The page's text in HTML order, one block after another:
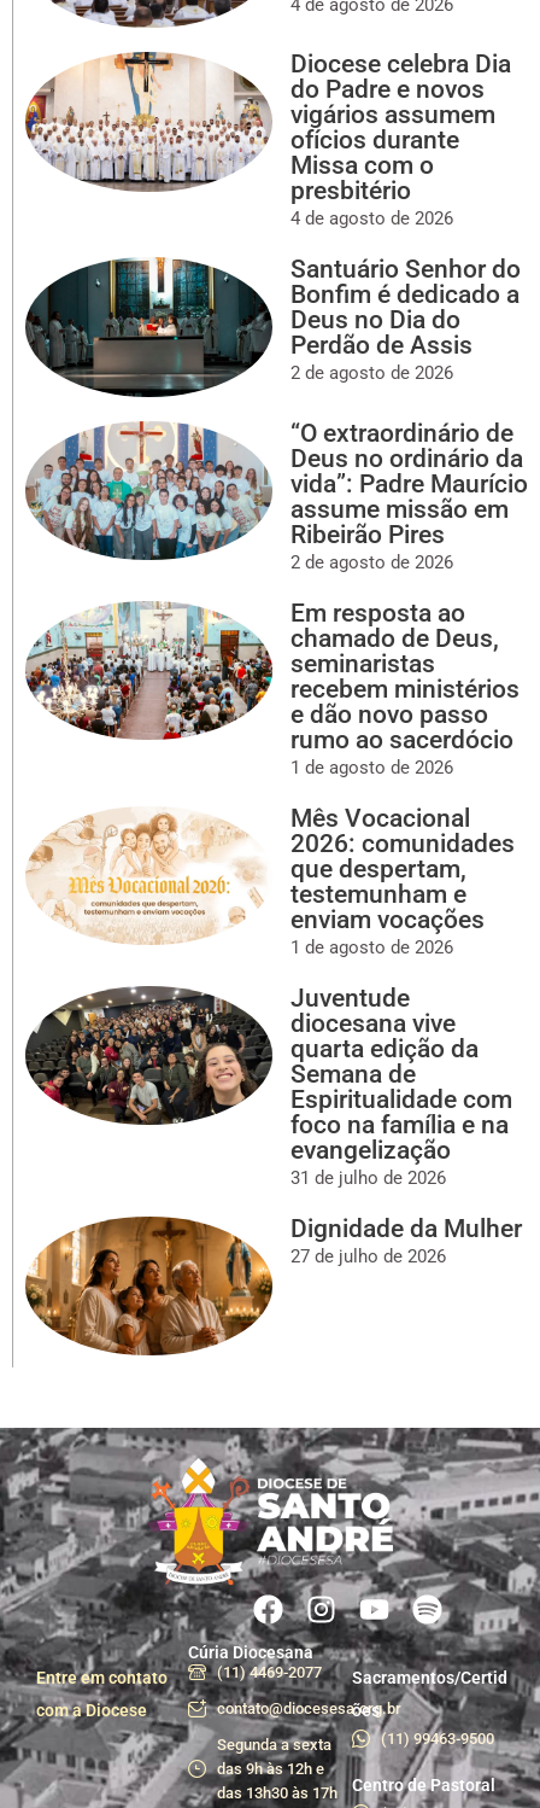
4 de agosto de 2026
Diocese celebra Dia
do Padre e novos
vigários assumem
ofícios durante
Missa com o
presbitério
4 de agosto de 2026
Santuário Senhor do
Bonfim é dedicado a
Deus no Dia do
Perdão de Assis
2 de agosto de 2026
“O extraordinário de
Deus no ordinário da
vida”: Padre Maurício
assume missão em
Ribeirão Pires
2 de agosto de 2026
Em resposta ao
chamado de Deus,
seminaristas
recebem ministérios
e dão novo passo
rumo ao sacerdócio
1 de agosto de 2026
Mês Vocacional
2026: comunidades
que despertam,
testemunham e
enviam vocações
1 de agosto de 2026
Juventude
diocesana vive
quarta edição da
Semana de
Espiritualidade com
foco na família e na
evangelização
31 de julho de 2026
Dignidade da Mulher
27 de julho de 2026
Entre em contato
com a Diocese
Cúria Diocesana
(11) 4469-2077
contato@diocesesa.org.br
Segunda a sexta
das 9h às 12h e
das 13h30 às 17h
Sacramentos/Certid
ões
(11) 99463-9500
Centro de Pastoral